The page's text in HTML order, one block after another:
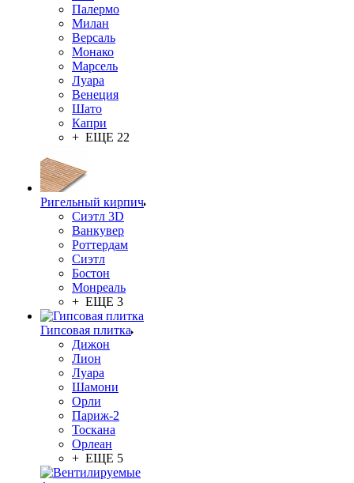
Палермо
Милан
Версаль
Монако
Марсель
Луара
Венеция
Шато
Капри
+ ЕЩЕ 22
Ригельный кирпич
Сиэтл 3D
Ванкувер
Роттердам
Сиэтл
Бостон
Монреаль
+ ЕЩЕ 3
Гипсовая плитка
Дижон
Лион
Луара
Шамони
Орли
Париж-2
Тоскана
Орлеан
+ ЕЩЕ 5